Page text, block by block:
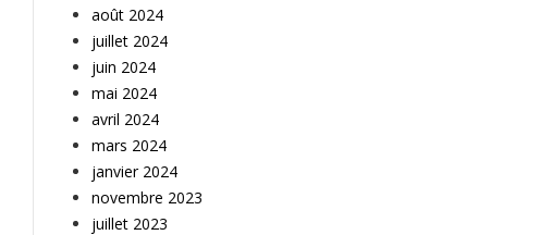
août 2024
juillet 2024
juin 2024
mai 2024
avril 2024
mars 2024
janvier 2024
novembre 2023
juillet 2023